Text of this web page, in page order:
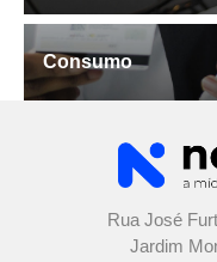
Consumo
Rua José
Jardim